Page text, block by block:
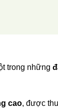
trong những
cao, được